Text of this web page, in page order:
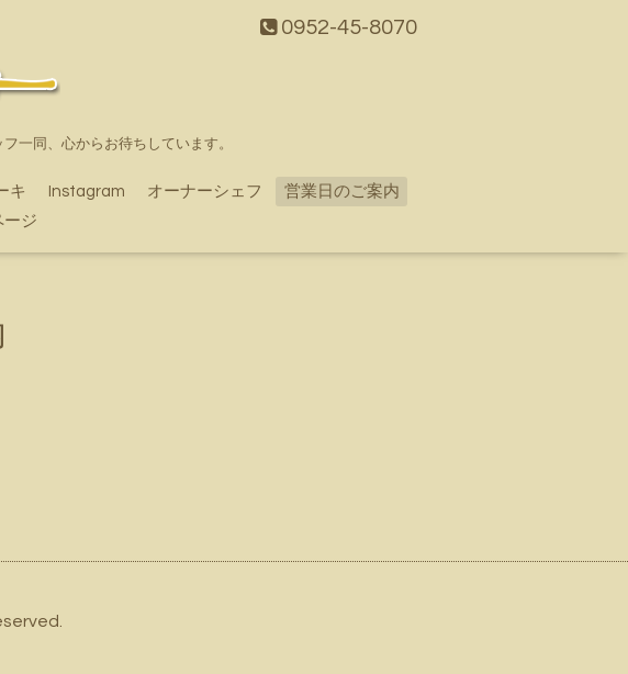
0952-45-8070
一同、心からお待ちしています。
キ Instagram オーナーシェフ
営業日のご案内
ージ